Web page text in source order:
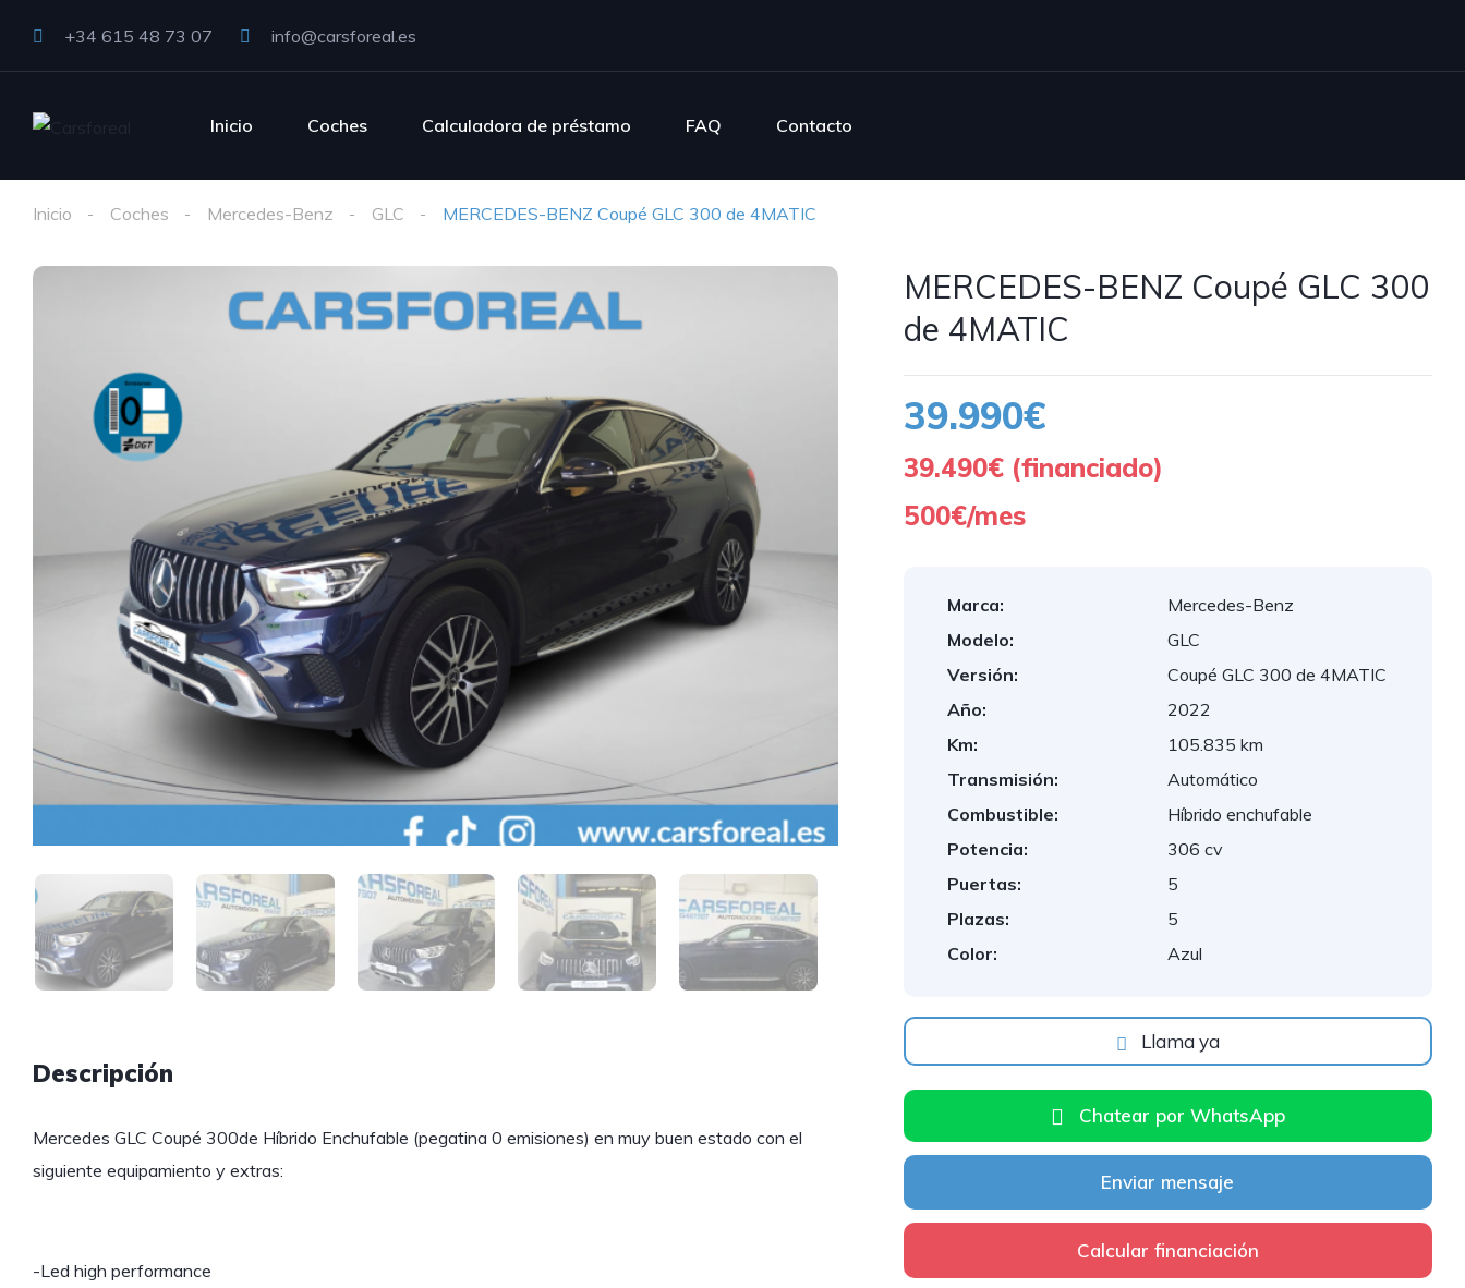
+34 615 48 73 07 info@carsforeal.es
Inicio Coches Calculadora de préstamo FAQ Contacto
Inicio Coches Mercedes-Benz GLC MERCEDES-BENZ Coupé GLC 300 de 4MATIC
Descripción
Mercedes GLC Coupé 300de Híbrido Enchufable (pegatina 0 emisiones) en muy buen estado con el
siguiente equipamiento y extras:
-Led high performance
MERCEDES-BENZ Coupé GLC 300
de 4MATIC
39.990€
39.490€ (financiado)
500€/mes
Marca:
Mercedes-Benz
Modelo:
GLC
Versión:
Coupé GLC 300 de 4MATIC
Año:
2022
Km:
105.835 km
Transmisión:
Automático
Combustible:
Híbrido enchufable
Potencia:
306 cv
Puertas:
5
Plazas:
5
Color:
Azul
Llama ya
Chatear por WhatsApp
Enviar mensaje
Calcular financiación